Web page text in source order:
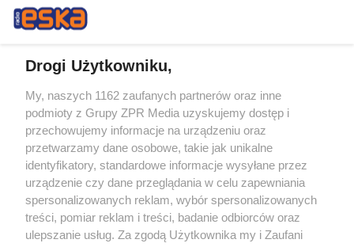
Żaden utwór zamieszczony w serwisie nie może być powielany i
rozpowszechniany lub dalej rozpowszechniany w jakikolwiek sposób (w
tym także elektroniczny lub mechaniczny) na jakimkolwiek polu
eksploatacji w jakiejkolwiek formie, włącznie z umieszczaniem w
Internecie bez pisemnej zgody właściciela praw. Jakiekolwiek użycie lub
wykorzystanie utworów w całości lub w części z naruszeniem prawa,
tzn. bez właściwej zgody, jest zabronione pod groźbą kary i może być
ścigane prawnie.
Drogi Użytkowniku,
My, naszych 1162 zaufanych partnerów oraz inne
podmioty z Grupy ZPR Media uzyskujemy dostęp i
przechowujemy informacje na urządzeniu oraz
przetwarzamy dane osobowe, takie jak unikalne
identyfikatory, standardowe informacje wysyłane przez
urządzenie czy dane przeglądania w celu zapewniania
spersonalizowanych reklam, wybór spersonalizowanych
treści, pomiar reklam i treści, badanie odbiorców oraz
ulepszanie usług. Za zgodą Użytkownika my i Zaufani